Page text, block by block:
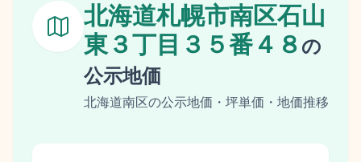
北海道札幌市南区石山
東３丁目３５番４８ の
公示地価
北海道南区の公示地価 ・坪単価・地価推移